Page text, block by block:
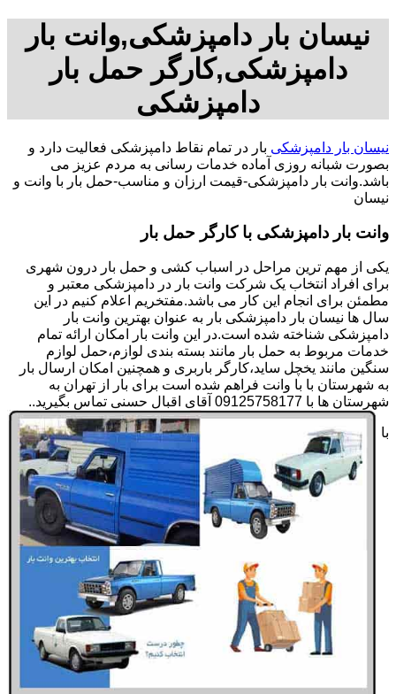
نیسان بار دامپزشکی,وانت بار
دامپزشکی,کارگر حمل بار
دامپزشکی
نیسان بار دامپزشکی بار در تمام نقاط دامپزشکی فعالیت دارد و
بصورت شبانه روزی آماده خدمات رسانی به مردم عزیز می
باشد.وانت بار دامپزشکی-قیمت ارزان و مناسب-حمل بار با وانت و
نیسان
وانت بار دامپزشکی با کارگر حمل بار
یکی از مهم ترین مراحل در اسباب کشی و حمل بار درون شهری
برای افراد انتخاب یک شرکت وانت بار در دامپزشکی معتبر و
مطمئن برای انجام این کار می باشد.مفتخریم اعلام کنیم در این
سال ها نیسان بار دامپزشکی بار به عنوان بهترین وانت بار
دامپزشکی شناخته شده است.در این وانت بار امکان ارائه تمام
خدمات مربوط به حمل بار مانند بسته بندی لوازم،حمل لوازم
سنگین مانند یخچل ساید،کارگر باربری و همچنین امکان ارسال بار
به شهرستان با با وانت فراهم شده است برای بار از تهران به
شهرستان ها با 09125758177 آقای اقبال حسنی تماس بگیرید..
با